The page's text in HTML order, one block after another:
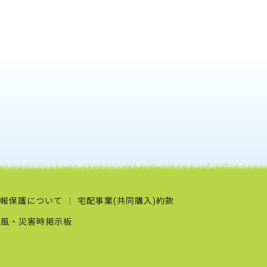
保護について 宅配事業(共同購入)約款
・災害時掲示板